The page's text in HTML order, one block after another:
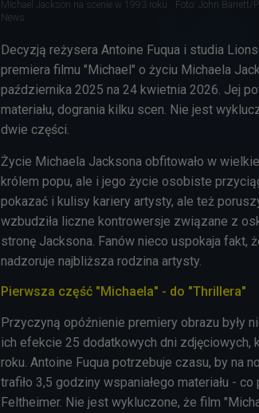
Michael Jackson na scenie w 1993 roku
Foto: John Barrett/
News
Decyzją reżysera Antoine Fuqua i studia
premiera filmu "Michael" o życiu Michaela
października 2025 na 24 kwietnia 2026. Jej
materiału, dogrania kilku scen. Nie jest
dwie części.
Życie Michaela Jacksona obfitowało w
królem popu, ale i jego życie osobiste
pokazać i kulisy kariery artysty, ale też
wzbudziła liczne kontrowersje związane z
stronę Jacksona. Fanów nieco uspokaja fakt,
nadzoruje najbliższa rodzina artysty.
Pierwsza część "Michaela" - do "Thrillera"
Przyczyną opóźnienie premiery obrazu były
ich efekcie 25 dodatkowych dni
roku. Antoine Fuqua potrzebuje czasu, by na
trafiło 3,5 godziny wspaniałego materiału -
Feltheimer. Nie jest wykluczone, że film